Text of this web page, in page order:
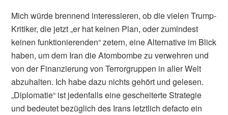
Mich würde brennend interessieren, ob die vielen Trump-
Kritiker, die jetzt „er hat keinen Plan, oder zumindest
keinen funktionierenden“ zetern, eine Alternative im Blick
haben, um dem Iran die Atombombe zu verwehren und
von der Finanzierung von Terrorgruppen in aller Welt
abzuhalten. Ich habe dazu nichts gehört und gelesen.
„Diplomatie“ ist jedenfalls eine gescheiterte Strategie
und bedeutet bezüglich des Irans letztlich defacto ein